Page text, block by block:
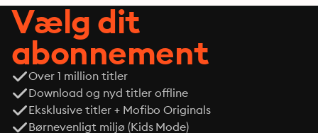
Vælg dit
abonnement
Over 1 million titler
Download og nyd titler offline
Eksklusive titler + Mofibo Originals
Børnevenligt miljø (Kids Mode)